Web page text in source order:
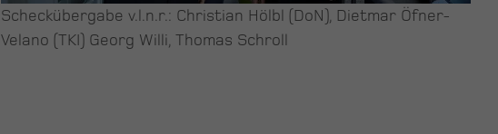
Scheckübergabe v.l.n.r.: Christian Hölbl (DoN), Dietmar Öfner-
Velano (TKI) Georg Willi, Thomas Schroll